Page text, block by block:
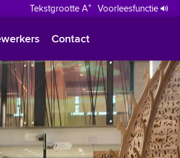
Tekstgrootte A+ Voorleesfunctie
Polski
Türkçe
Arabisch
Contact